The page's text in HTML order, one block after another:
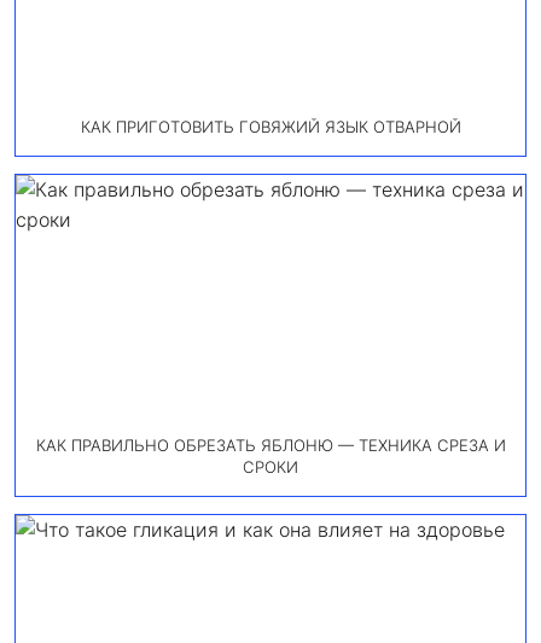
КАК ПРИГОТОВИТЬ ГОВЯЖИЙ ЯЗЫК ОТВАРНОЙ
КАК ПРАВИЛЬНО ОБРЕЗАТЬ ЯБЛОНЮ — ТЕХНИКА СРЕЗА И
СРОКИ